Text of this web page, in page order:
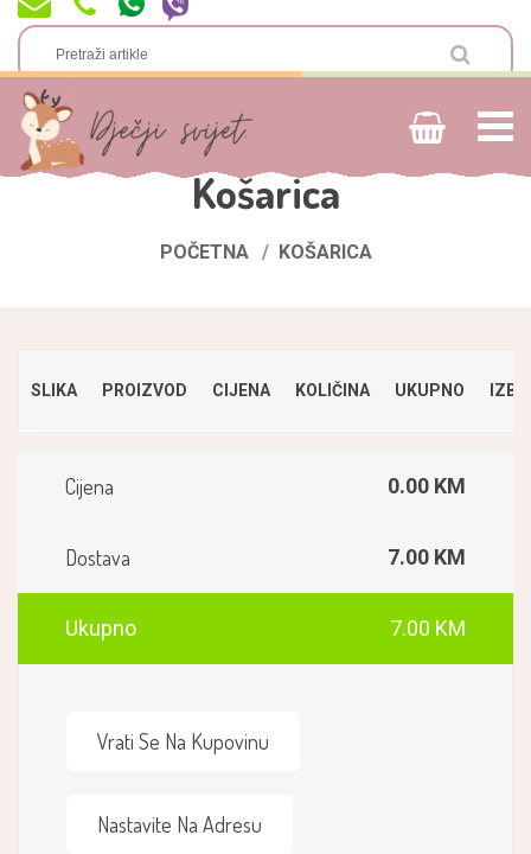
Košarica
POČETNA KOŠARICA
SLIKA PROIZVOD CIJENA KOLIČINA UKUPNO
Cijena
Dostava
0.00 KM
7.00 KM
Ukupno 7.00 KM
Vrati Se Na Kupovinu
Nastavite Na Adresu